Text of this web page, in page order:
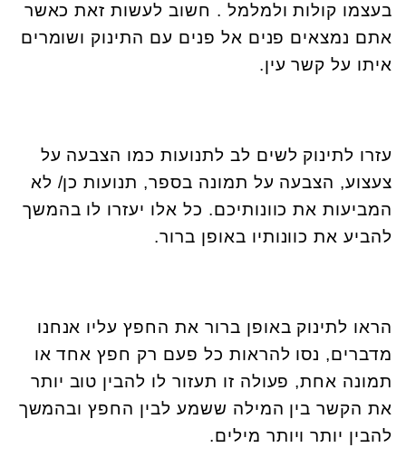
בעצמו קולות ולמלמל . חשוב לעשות זאת כאשר
אתם נמצאים פנים אל פנים עם התינוק ושומרים
איתו על קשר עין.
עזרו לתינוק לשים לב לתנועות כמו הצבעה על
צעצוע, הצבעה על תמונה בספר, תנועות כן/ לא
המביעות את כוונותיכם. כל אלו יעזרו לו בהמשך
להביע את כוונותיו באופן ברור.
הראו לתינוק באופן ברור את החפץ עליו אנחנו
מדברים, נסו להראות כל פעם רק חפץ אחד או
תמונה אחת, פעולה זו תעזור לו להבין טוב יותר
את הקשר בין המילה ששמע לבין החפץ ובהמשך
להבין יותר ויותר מילים.